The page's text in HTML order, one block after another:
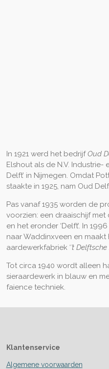
In 1921 werd het bedrijfOud
Elshout als de N.V. Industrie-
Delft’ in Nijmegen. Omdat
staakte in 1925, nam Oud
Pas vanaf 1935 worden de
voorzien: een draaischijf
en het eronder ‘Delft’. In
naar Waddinxveen en
aardewerkfabriek ‘’t
Tot circa 1940 wordt alleen
sieraardewerk in blauw en
faience techniek.
Klantenservice
Algemene voorwaarden